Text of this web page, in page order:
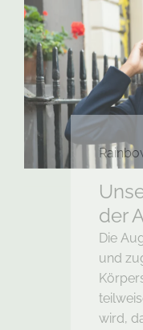
Rainbow-
Unser
der
Die Augen
und
Körpers,
teilweise
wird, das